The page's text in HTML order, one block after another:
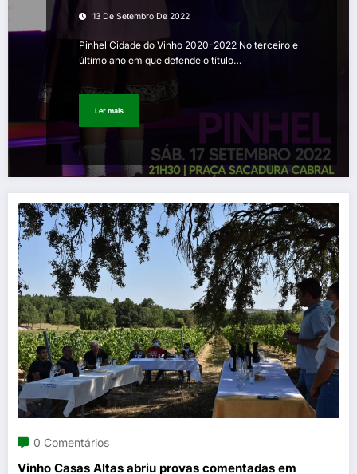
13 De Setembro De 2022
Pinhel Cidade do Vinho 2020-2022 No terceiro e
último ano em que defende o título…
Ler mais
0 Comentários
Vinho Casas Altas abriu provas comentadas em